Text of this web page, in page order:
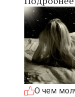
О чем